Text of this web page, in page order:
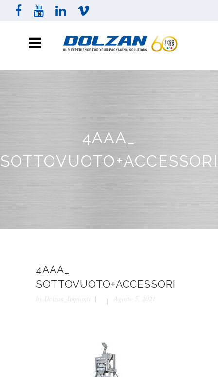
4AAA_
SOTTOVUOTO+ACCESSORI
4AAA_
SOTTOVUOTO+ACCESSORI
by Dolzan_Impianti Agosto 5, 2021